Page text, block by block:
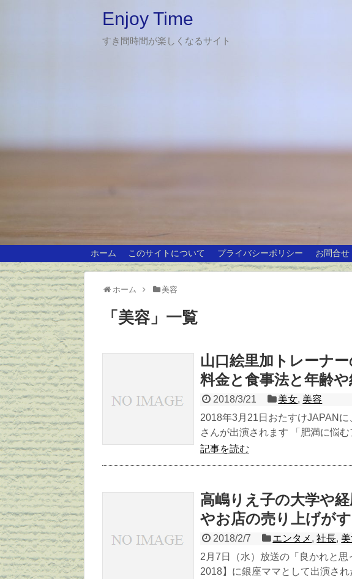
Enjoy Time
すき間時間が楽しくなるサイト
ホーム このサイトについて プライバシーポリシー お問合せ
ホーム 美容
「 美容」 一覧
山口絵里加トレーナ
料金と食事法と年齢や
2018/3/21 美女, 美容
2018年3月21日おたすけJAPAN
さんが出演されます 「肥満に悩
記事を読む
高嶋りえ子の大学や
やお店の売り上げがす
2018/2/7 エンタメ ,社長,
2月7日（水）放送の「良かれと
2018】に銀座ママとして出演さ